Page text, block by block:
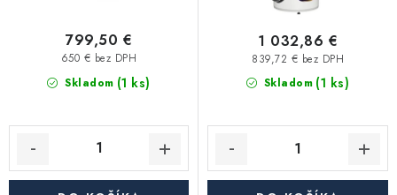
Záhrada a závlaha
Kúpeľňa a sanita
Skladom (1 ks)
650 € bez DPH
799,50 €
Skladom (1 ks)
839,72 € bez DPH
1 032,86 €